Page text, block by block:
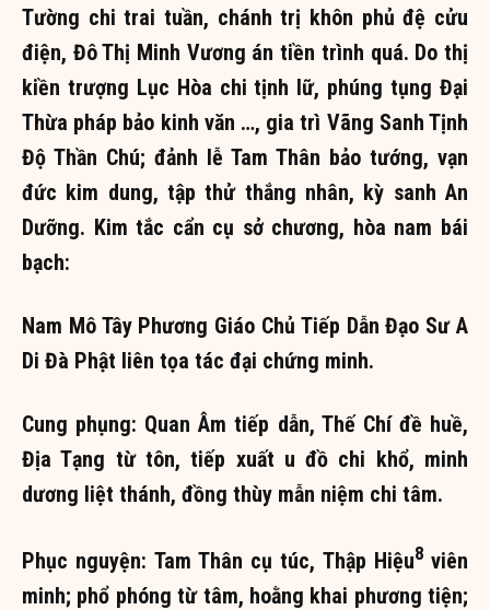
Tường chi trai tuần, chánh trị khôn phủ đệ cửu
điện, Đô Thị Minh Vương án tiền trình quá. Do thị
kiền trượng Lục Hòa chi tịnh lữ, phúng tụng Đại
Thừa pháp bảo kinh văn …, gia trì Vãng Sanh Tịnh
Độ Thần Chú; đảnh lễ Tam Thân bảo tướng, vạn
đức kim dung, tập thử thắng nhân, kỳ sanh An
Dưỡng. Kim tắc cẩn cụ sở chương, hòa nam bái
bạch:
Nam Mô Tây Phương Giáo Chủ Tiếp Dẫn Đạo Sư A
Di Đà Phật liên tọa tác đại chứng minh.
Cung phụng: Quan Âm tiếp dẫn, Thế Chí đề huề,
Địa Tạng từ tôn, tiếp xuất u đồ chi khổ, minh
dương liệt thánh, đồng thùy mẫn niệm chi tâm.
Phục nguyện: Tam Thân cụ túc, Thập Hiệu8viên
minh; phổ phóng từ tâm, hoằng khai phương tiện;